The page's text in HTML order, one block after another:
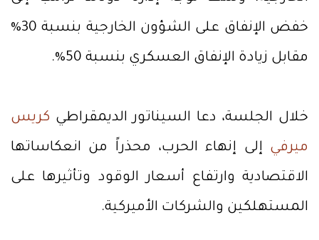
خفض الإنفاق على الشؤون الخارجية بنسبة 30%
مقابل زيادة الإنفاق العسكري بنسبة 50%.
خلال الجلسة، دعا السيناتور الديمقراطي كريس
ميرفي إلى إنهاء الحرب، محذراً من انعكاساتها
الاقتصادية وارتفاع أسعار الوقود وتأثيرها على
المستهلكين والشركات الأميركية.